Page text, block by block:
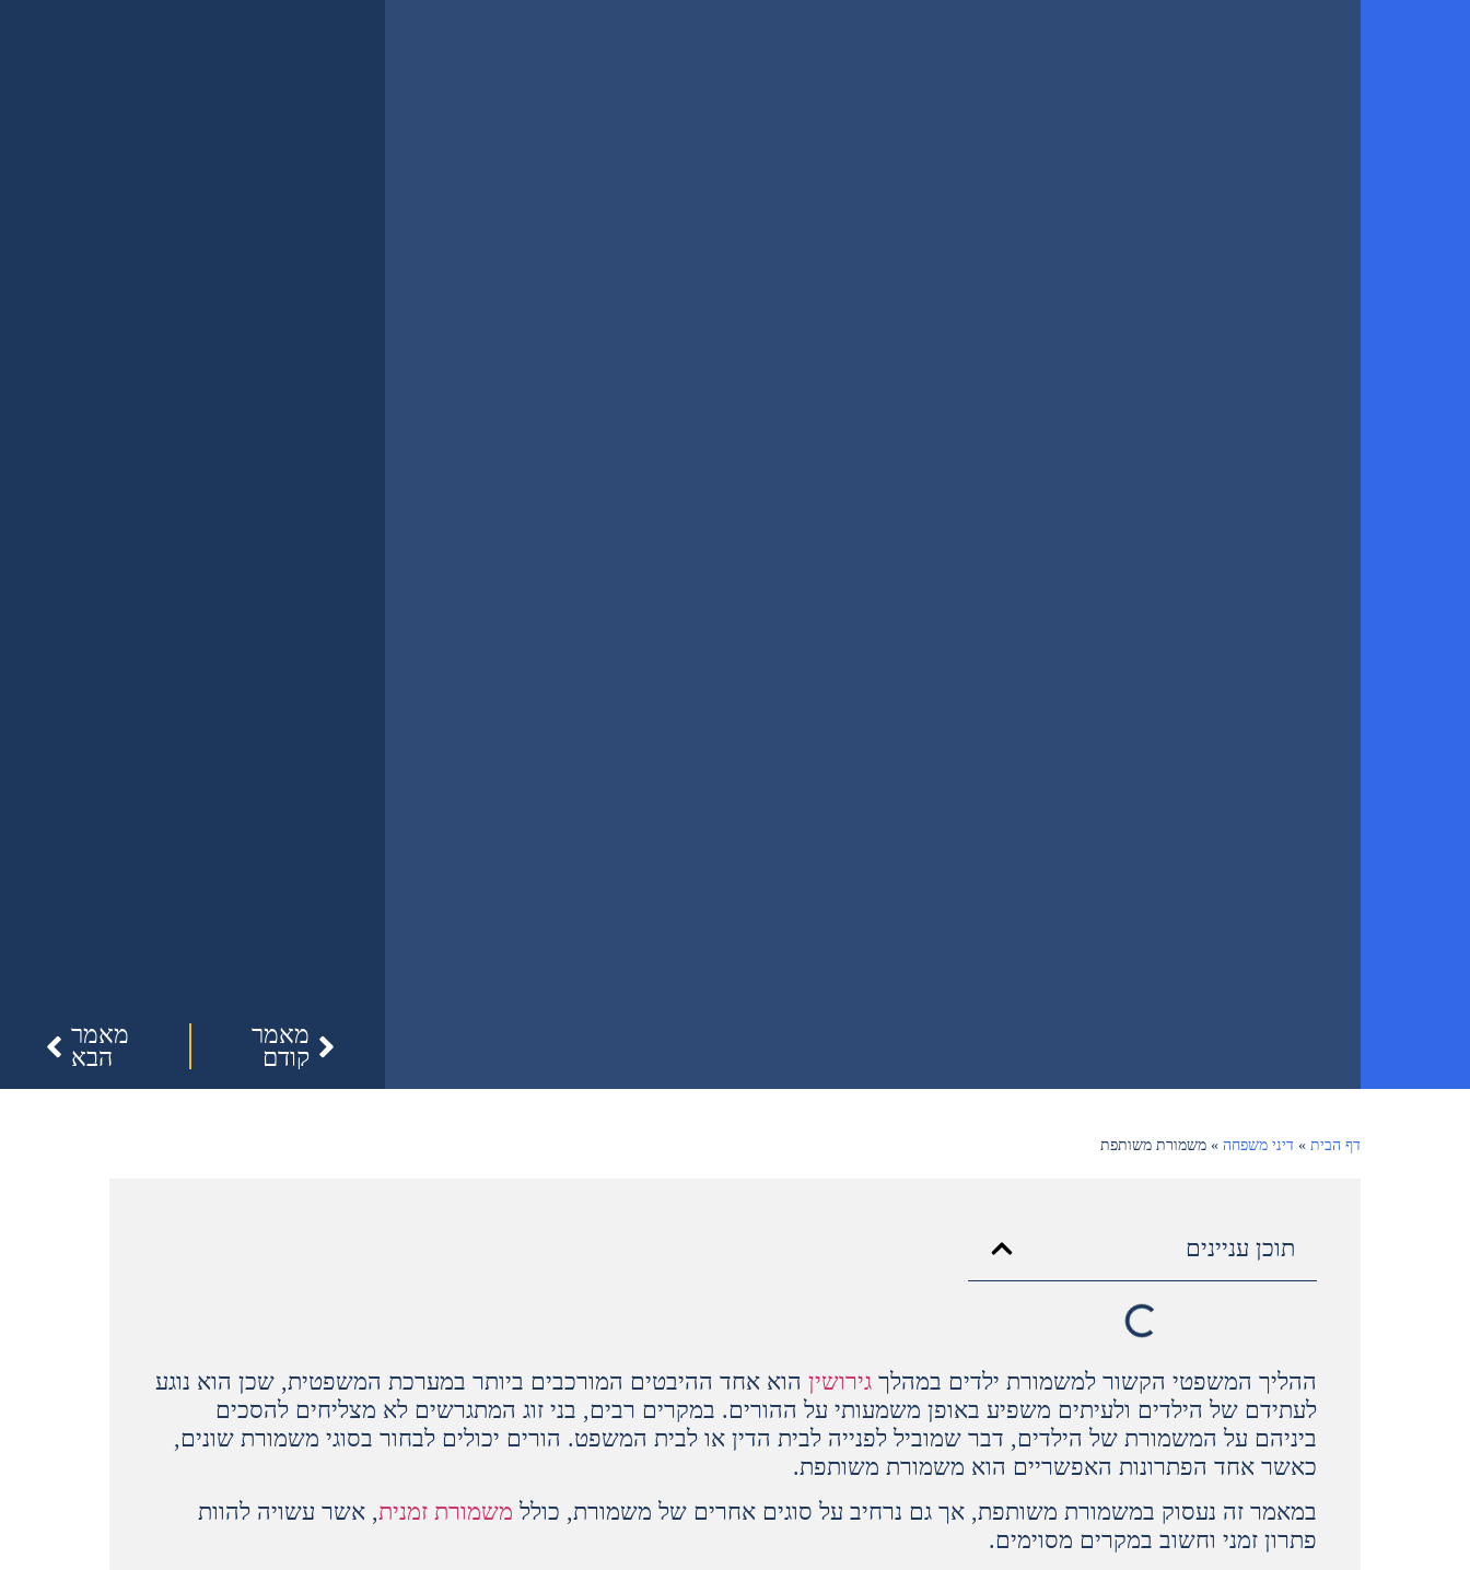
מאמר
קודם
מאמר
הבא
דף הבית » דיני משפחה » משמורת משותפת
תוכן עניינים
ההליך המשפטי הקשור למשמורת ילדים במהלךגירושין הוא אחד ההיבטים המורכבים ביותר במערכת המשפטית, שכן הוא נוגע
לעתידם של הילדים ולעיתים משפיע באופן משמעותי על ההורים. במקרים רבים, בני זוג המתגרשים לא מצליחים להסכים
ביניהם על המשמורת של הילדים, דבר שמוביל לפנייה לבית הדין או לבית המשפט. הורים יכולים לבחור בסוגי משמורת שונים,
כאשר אחד הפתרונות האפשריים הוא משמורת משותפת.
במאמר זה נעסוק במשמורת משותפת, אך גם נרחיב על סוגים אחרים של משמורת, כולל משמורת זמנית, אשר עשויה להוות
פתרון זמני וחשוב במקרים מסוימים.